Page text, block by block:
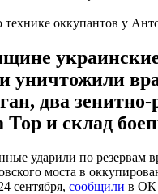
оккупантов у
уничтожили
два зенитно-
Тор и склад
ударили по резервам
моста в
сентября, сообщили в